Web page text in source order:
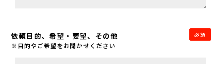
依頼目的、希望・要望、その他
※目的やご希望をお聞かせください
必須